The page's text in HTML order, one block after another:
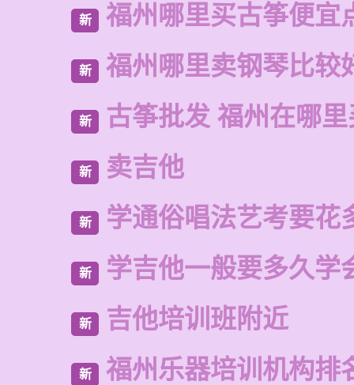
新 福州哪里买古筝便宜
新 福州哪里卖钢琴比较
新 古筝批发 福州在哪
新 卖吉他
新 学通俗唱法艺考要花
新 学吉他一般要多久学
新 吉他培训班附近
新 福州乐器培训机构排